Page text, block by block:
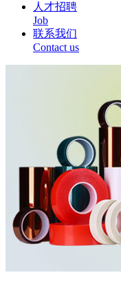
人才招聘
Job
联系我们
Contact us